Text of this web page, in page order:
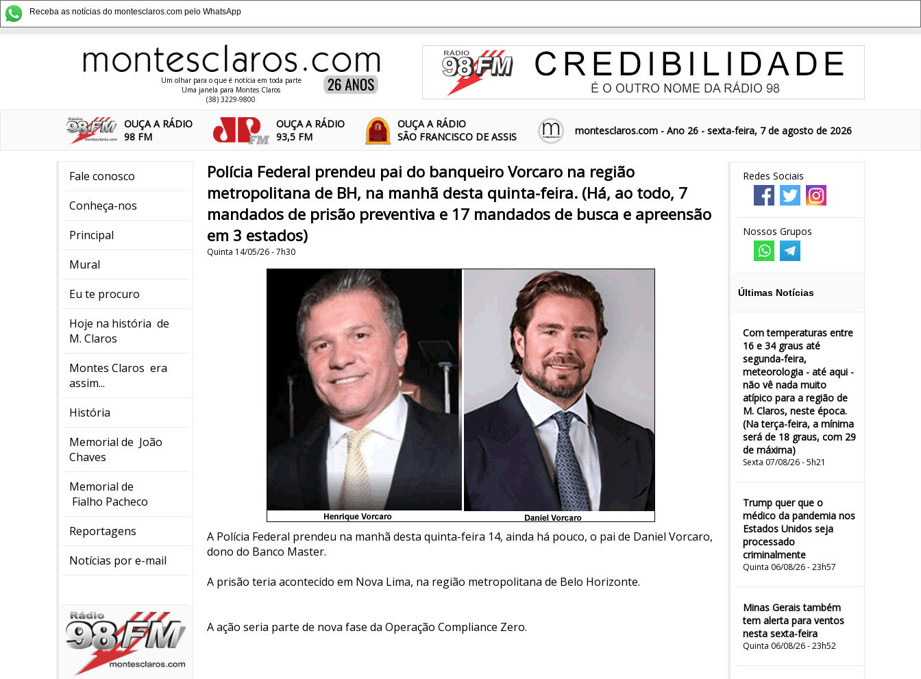
Receba as notícias do montesclaros.com pelo WhatsApp
Um olhar para o que é notícia em toda parte
Uma janela para Montes Claros
(38) 3229-9800
OUÇA A RÁDIO
98 FM
OUÇA A RÁDIO
93,5 FM
OUÇA A RÁDIO
SÃO FRANCISCO DE ASSIS
montesclaros.com - Ano 26 - sexta-feira, 7 de agosto de 2026
Fale conosco
Conheça-nos
Principal
Mural
Eu te procuro
Hoje na história de
M. Claros
Montes Claros era
assim...
História
Memorial de João
Chaves
Memorial de
Fialho Pacheco
Reportagens
Notícias por e-mail
Redes Sociais
Nossos Grupos
Últimas Notícias
Com temperaturas entre
16 e 34 graus até
segunda-feira,
meteorologia - até aqui -
não vê nada muito
atípico para a região de
M. Claros, neste época.
(Na terça-feira, a mínima
será de 18 graus, com 29
de máxima)
Sexta 07/08/26 - 5h21
Trump quer que o
médico da pandemia nos
Estados Unidos seja
processado
criminalmente
Quinta 06/08/26 - 23h57
Minas Gerais também
tem alerta para ventos
nesta sexta-feira
Quinta 06/08/26 - 23h52
Polícia Federal prendeu pai do banqueiro Vorcaro na região
metropolitana de BH, na manhã desta quinta-feira. (Há, ao todo, 7
mandados de prisão preventiva e 17 mandados de busca e apreensão
em 3 estados)
Quinta 14/05/26 - 7h30
A Polícia Federal prendeu na manhã desta quinta-feira 14, ainda há pouco, o pai de Daniel Vorcaro,
dono do Banco Master.
A prisão teria acontecido em Nova Lima, na região metropolitana de Belo Horizonte.
A ação seria parte de nova fase da Operação Compliance Zero.